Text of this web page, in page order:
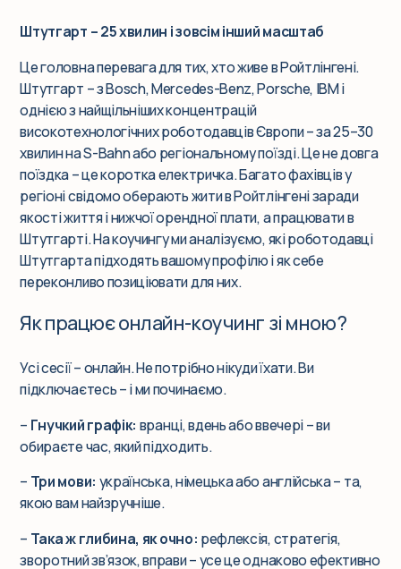
Штутгарт – 25 хвилин і зовсім інший масштаб
Це головна перевага для тих, хто живе в Ройтлінгені.
Штутгарт – з Bosch, Mercedes-Benz, Porsche, IBM і
однією з найщільніших концентрацій
високотехнологічних роботодавців Європи – за 25–30
хвилин на S-Bahn або регіональному поїзді. Це не довга
поїздка – це коротка електричка. Багато фахівців у
регіоні свідомо оберають жити в Ройтлінгені заради
якості життя і нижчої орендної плати, а працювати в
Штутгарті. На коучингу ми аналізуємо, які роботодавці
Штутгарта підходять вашому профілю і як себе
переконливо позиціювати для них.
Як працює онлайн-коучинг зі мною?
Усі сесії – онлайн. Не потрібно нікуди їхати. Ви
підключаєтесь – і ми починаємо.
– Гнучкий графік: вранці, вдень або ввечері – ви
обираєте час, який підходить.
– Три мови: українська, німецька або англійська – та,
якою вам найзручніше.
– Така ж глибина, як очно: рефлексія, стратегія,
зворотний зв’язок, вправи – усе це однаково ефективно